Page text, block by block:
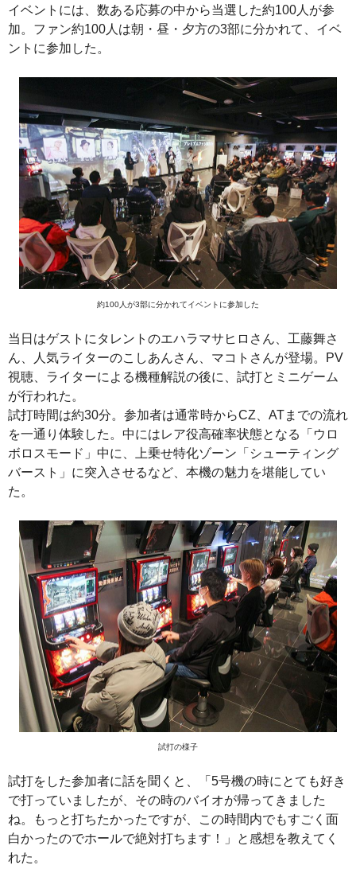
イベントには、数ある応募の中から当選した約100人が参
加。ファン約100人は朝・昼・夕方の3部に分かれて、イベ
ントに参加した。
約100人が3部に分かれてイベントに参加した
当日はゲストにタレントのエハラマサヒロさん、工藤舞さ
ん、人気ライターのこしあんさん、マコトさんが登場。PV
視聴、ライターによる機種解説の後に、試打とミニゲーム
が行われた。
試打時間は約30分。参加者は通常時からCZ、ATまでの流れ
を一通り体験した。中にはレア役高確率状態となる「ウロ
ボロスモード」中に、上乗せ特化ゾーン「シューティング
バースト」に突入させるなど、本機の魅力を堪能してい
た。
試打の様子
試打をした参加者に話を聞くと、「5号機の時にとても好き
で打っていましたが、その時のバイオが帰ってきました
ね。もっと打ちたかったですが、この時間内でもすごく面
白かったのでホールで絶対打ちます！」と感想を教えてく
れた。